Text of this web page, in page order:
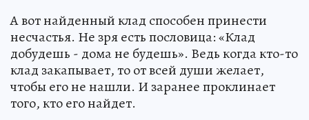
А вот найденный клад способен принести
несчастья. Не зря есть пословица: «Клад
добудешь - дома не будешь». Ведь когда кто-то
клад закапывает, то от всей души желает,
чтобы его не нашли. И заранее проклинает
того, кто его найдет.